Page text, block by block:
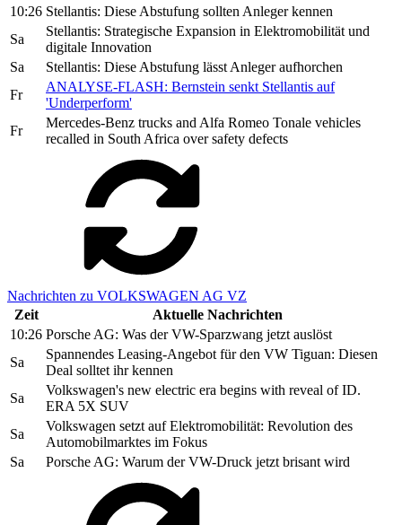
10:26 Stellantis: Diese Abstufung sollten Anleger kennen
Sa
Stellantis: Strategische Expansion in Elektromobilität und
digitale Innovation
Sa
Stellantis: Diese Abstufung lässt Anleger aufhorchen
Fr
ANALYSE-FLASH: Bernstein senkt Stellantis auf
'Underperform'
Fr
Mercedes-Benz trucks and Alfa Romeo Tonale vehicles
recalled in South Africa over safety defects
Nachrichten zu VOLKSWAGEN AG VZ
Zeit
Aktuelle Nachrichten
10:26 Porsche AG: Was der VW-Sparzwang jetzt auslöst
Sa
Spannendes Leasing-Angebot für den VW Tiguan: Diesen
Deal solltet ihr kennen
Sa
Volkswagen's new electric era begins with reveal of ID.
ERA 5X SUV
Sa
Volkswagen setzt auf Elektromobilität: Revolution des
Automobilmarktes im Fokus
Sa
Porsche AG: Warum der VW-Druck jetzt brisant wird